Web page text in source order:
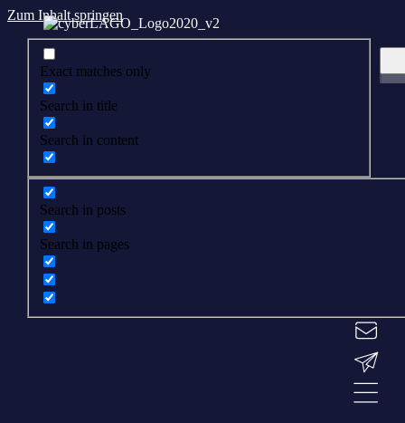
Zum Inhalt springen
Exact matches only
Search in title
Search in content
Search in posts
Search in pages